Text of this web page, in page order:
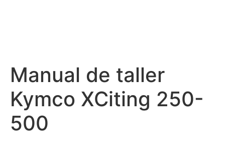
Manual de taller
Kymco XCiting 250-
500